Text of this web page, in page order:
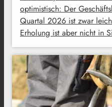
optimistisch: Der
Quartal 2026 ist zwar
Erholung ist aber nicht in